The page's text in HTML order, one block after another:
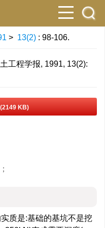
> 13(2) : 98-106.
工程学报, 1991, 13(2):
(2149 KB)
质是:基础的基坑不是挖